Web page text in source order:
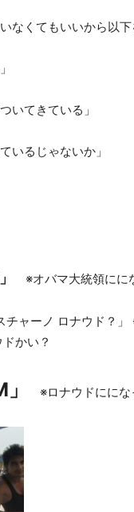
なくてもいいから以下
いてきている」
いるじゃないか」
※オバマ大統領にに
チャーノ ロナウド？
かい？
※ロナウドににな